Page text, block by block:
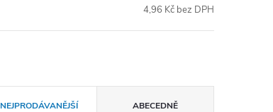
4,96 Kč bez DPH
NEJPRODÁVANĚJŠÍ ABECEDNĚ